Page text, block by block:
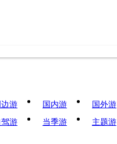
边游 国内游
国外游
驾游
当季游 主题游